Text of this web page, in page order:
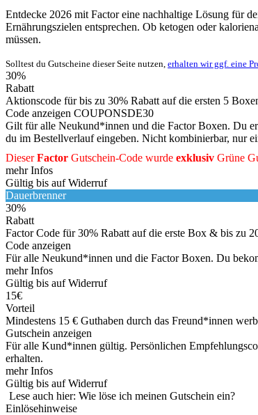
Entdecke 2026 mit Factor eine nachhaltige Lösung für
Ernährungszielen entsprechen. Ob ketogen oder
müssen.
Solltest du Gutscheine dieser Seite nutzen, erhalten wir ggf. eine
30%
Rabatt
Aktionscode für bis zu 30% Rabatt auf die ersten 5
Code anzeigen COUPONSDE30
Gilt für alle Neukund*innen und die Factor Boxen. Du
du im Bestellverlauf eingeben. Nicht kombinierbar, nur
DieserFactor Gutschein-Code wurde exklusiv Grüne
mehr Infos
Gültig bis auf Widerruf
Dauerbrenner
30%
Rabatt
Factor Code für 30% Rabatt auf die erste Box & bis zu
Code anzeigen
Für alle Neukund*innen und die Factor Boxen. Du
mehr Infos
Gültig bis auf Widerruf
15€
Vorteil
Mindestens 15 € Guthaben durch das Freund*innen
Gutschein anzeigen
Für alle Kund*innen gültig. Persönlichen
erhalten.
mehr Infos
Gültig bis auf Widerruf
Lese auch hier: Wie löse ich meinen Gutschein ein?
Einlösehinweise